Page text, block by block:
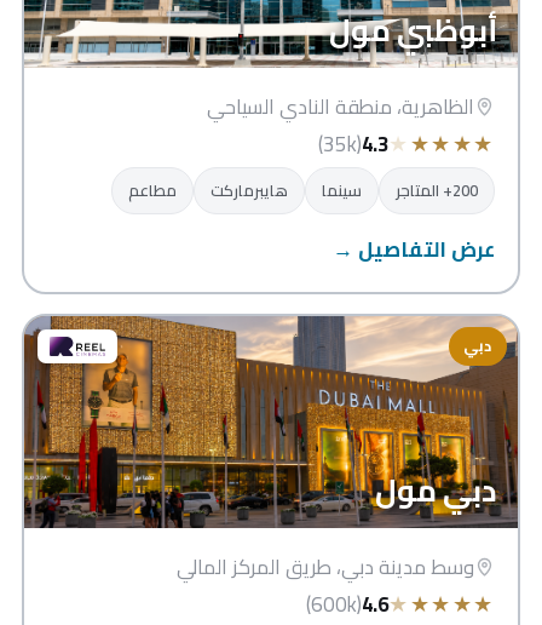
أبوظبي مول
الظاهرية، منطقة النادي السياحي
★
★
★
★
★
4.3
(35k)
200+ المتاجر سينما هايبرماركت مطاعم
عرض التفاصيل →
دبي
دبي مول
وسط مدينة دبي، طريق المركز المالي
★
★
★
★
★
4.6
(600k)